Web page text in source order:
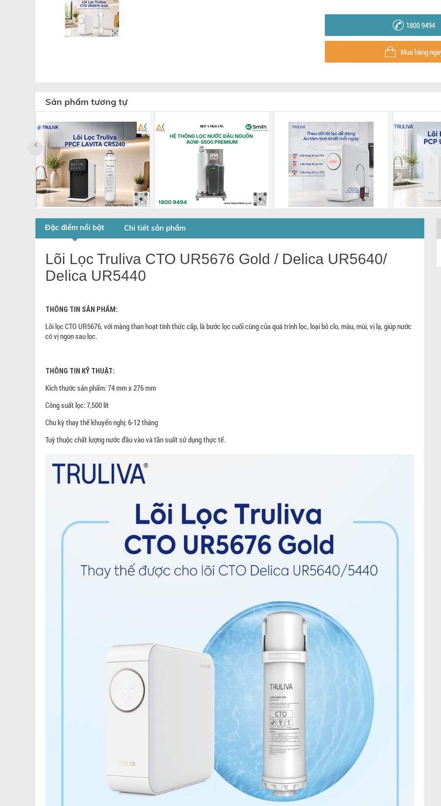
1800 9494
Mua hàng
Sản phẩm tương tự
Lõi Lọc Truliva Lavita
PPCF CR5240
Lavita PPCF CR5240
470.000 đ
Hệ thống lọc nước đầu
PREMIUM
AOW-S500
Gold
UR5676 Gold
Lõi Lọc
Đặc điểm nổi bật Chi tiết sản phẩm
Lõi Lọc Truliva CTO UR5676 Gold / Delica UR5640/
Delica UR5440
THÔNG TIN SẢN PHẨM:
Lõi lọc CTO UR5676, với màng than hoạt tính thức cấp, là bước lọc cuối cùng của quá trình lọc, loại bỏ clo, màu, mùi, vị lạ, giúp nước
có vị ngon sau lọc.
THÔNG TIN KỸ THUẬT:
Kích thước sản phẩm: 74 mm x 276 mm
Công suất lọc: 7,500 lít
Chu kỳ thay thế khuyến nghị: 6-12 tháng
Tuỳ thuộc chất lượng nước đầu vào và tần suất sử dụng thực tế.